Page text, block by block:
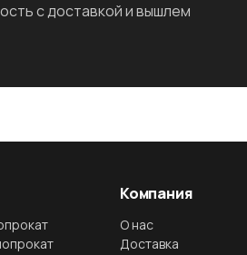
с доставкой и вышлем
Компания
О нас
Доставка